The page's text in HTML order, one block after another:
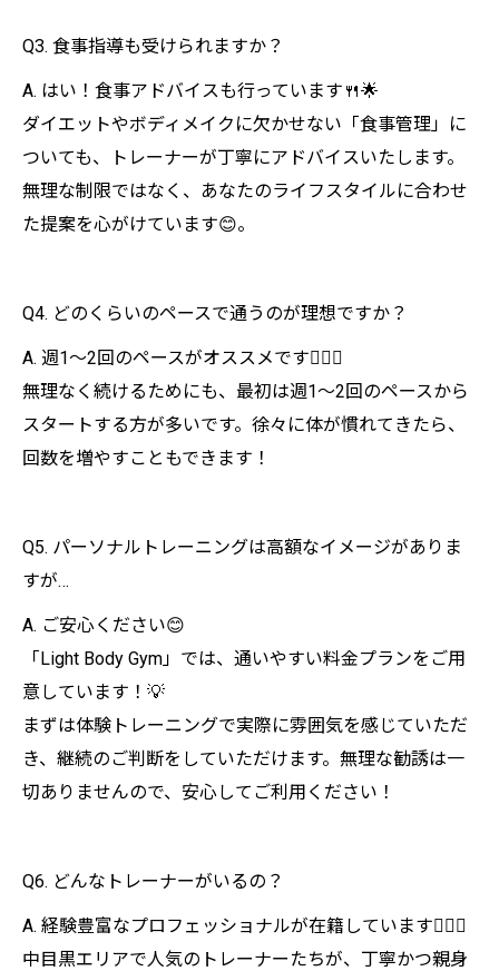
Q3. 食事指導も受けられますか？
A. はい！食事アドバイスも行っています🍴🌟
ダイエットやボディメイクに欠かせない「食事管理」に
ついても、トレーナーが丁寧にアドバイスいたします。
無理な制限ではなく、あなたのライフスタイルに合わせ
た提案を心がけています😊。
Q4. どのくらいのペースで通うのが理想ですか？
A. 週1～2回のペースがオススメです🏃‍♀️✨
無理なく続けるためにも、最初は週1〜2回のペースから
スタートする方が多いです。徐々に体が慣れてきたら、
回数を増やすこともできます！
Q5. パーソナルトレーニングは高額なイメージがありま
すが…
A. ご安心ください😊
「Light Body Gym」では、通いやすい料金プランをご用
意しています！💡
まずは体験トレーニングで実際に雰囲気を感じていただ
き、継続のご判断をしていただけます。無理な勧誘は一
切ありませんので、安心してご利用ください！
Q6. どんなトレーナーがいるの？
A. 経験豊富なプロフェッショナルが在籍しています🏋️‍♂️🔥
中目黒エリアで人気のトレーナーたちが、丁寧かつ親身